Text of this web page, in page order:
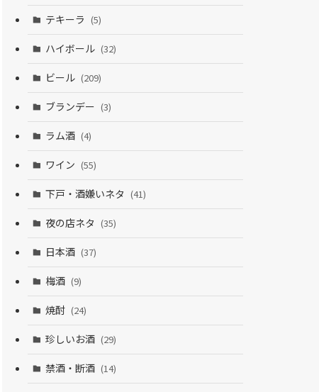
テキーラ (5)
ハイボール (32)
ビール (209)
ブランデー (3)
ラム酒 (4)
ワイン (55)
下戸・酒嫌いネタ (41)
夜の店ネタ (35)
日本酒 (37)
梅酒 (9)
焼酎 (24)
珍しいお酒 (29)
禁酒・断酒 (14)